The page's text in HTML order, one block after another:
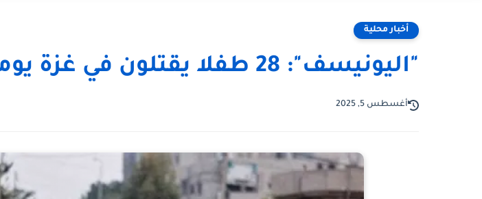
أخبار محلية
"اليونيسف": 28 طفلا يقتلون في غزة يوميا
أغسطس 5, 2025